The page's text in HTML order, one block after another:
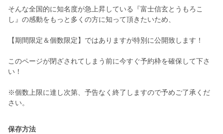
そんな全国的に知名度が急上昇している『富士信玄とうもろこ
し』の感動をもっと多くの方に知って頂きたいため、
【期間限定＆個数限定】ではありますが特別に公開致します！
このページが閉ざされてしまう前に今すぐ予約枠を確保して下さ
い！
※個数上限に達し次第、予告なく終了しますので予めご了承くだ
保存方法